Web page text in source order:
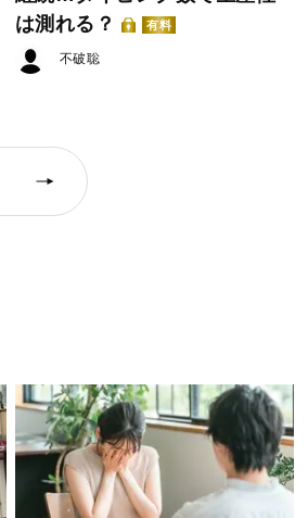
は測れる？
有料
不破聡